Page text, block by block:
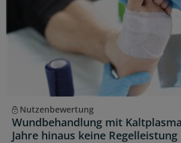
Nutzenbewertung
Wundbehandlung mit
Jahre hinaus keine Regelleistung